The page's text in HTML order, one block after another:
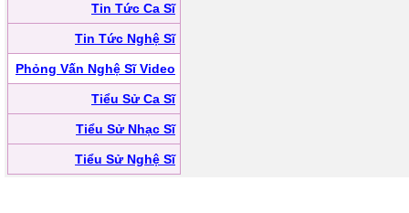
Tin Tức Ca Sĩ
Tin Tức Nghệ Sĩ
Phỏng Vấn Nghệ Sĩ Video
Tiểu Sử Ca Sĩ
Tiểu Sử Nhạc Sĩ
Tiểu Sử Nghệ Sĩ